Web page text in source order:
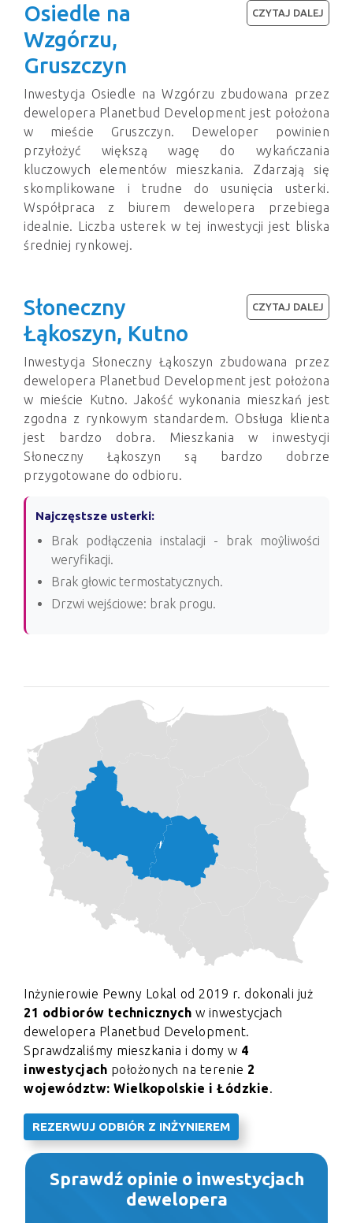
Osiedle na
Wzgórzu,
Gruszczyn
Inwestycja Osiedle na Wzgórzu zbudowana przez
dewelopera Planetbud Development jest położona
w mieście Gruszczyn. Deweloper powinien
przyłożyć większą wagę do wykańczania
kluczowych elementów mieszkania. Zdarzają się
skomplikowane i trudne do usunięcia usterki.
Współpraca z biurem dewelopera przebiega
idealnie. Liczba usterek w tej inwestycji jest bliska
średniej rynkowej.
CZYTAJ DALEJ
Słoneczny
Łąkoszyn, Kutno
Inwestycja Słoneczny Łąkoszyn zbudowana przez
dewelopera Planetbud Development jest położona
w mieście Kutno. Jakość wykonania mieszkań jest
zgodna z rynkowym standardem. Obsługa klienta
jest bardzo dobra. Mieszkania w inwestycji
Słoneczny Łąkoszyn są bardzo dobrze
przygotowane do odbioru.
Najczęstsze usterki:
Brak podłączenia instalacji - brak moŷliwości
weryfikacji.
Brak głowic termostatycznych.
Drzwi wejściowe: brak progu.
CZYTAJ DALEJ
Inżynierowie Pewny Lokal od 2019 r. dokonali już
21 odbiorów technicznych w inwestycjach
dewelopera Planetbud Development.
Sprawdzaliśmy mieszkania i domy w 4
inwestycjach położonych na terenie 2
województw: Wielkopolskie i Łódzkie.
REZERWUJ ODBIÓR Z INŻYNIEREM
Sprawdź opinie o inwestycjach
dewelopera